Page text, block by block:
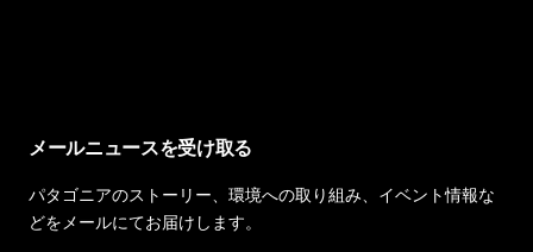
メールニュースを受け取る
パタゴニアのストーリー、環境への取り組み、イベント情報な
どをメールにてお届けします。